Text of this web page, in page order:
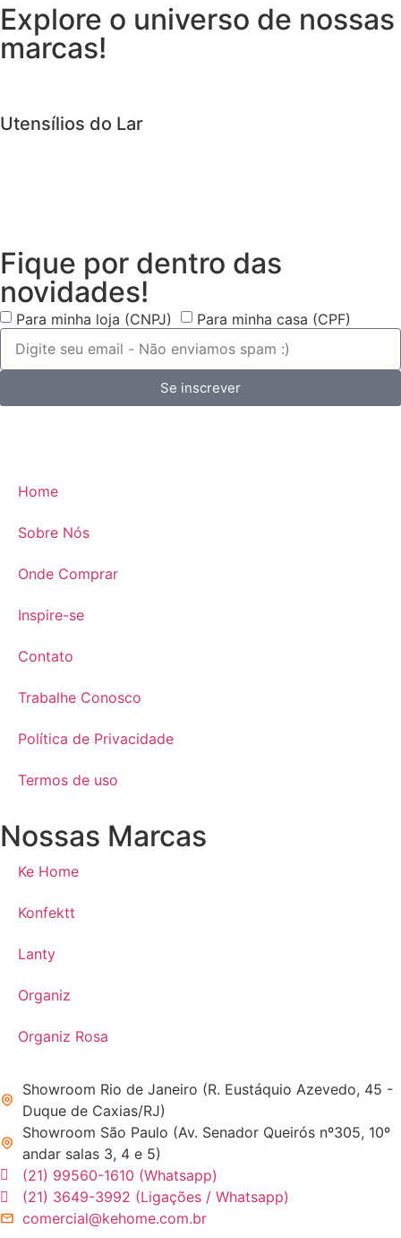
Explore o universo de nossas
marcas!
Utensílios do Lar
Fique por dentro das
novidades!
Para minha loja (CNPJ) Para minha casa (CPF)
Se inscrever
Home
Sobre Nós
Onde Comprar
Inspire-se
Contato
Trabalhe Conosco
Política de Privacidade
Termos de uso
Nossas Marcas
Ke Home
Konfektt
Lanty
Organiz
Organiz Rosa
Showroom Rio de Janeiro (R. Eustáquio Azevedo, 45 -
Duque de Caxias/RJ)
Showroom São Paulo (Av. Senador Queirós nº305, 10º
andar salas 3, 4 e 5)
(21) 99560-1610 (Whatsapp)
(21) 3649-3992 (Ligações / Whatsapp)
comercial@kehome.com.br